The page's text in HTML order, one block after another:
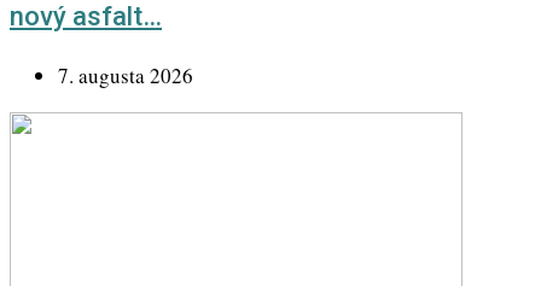
nový asfalt…
7. augusta 2026